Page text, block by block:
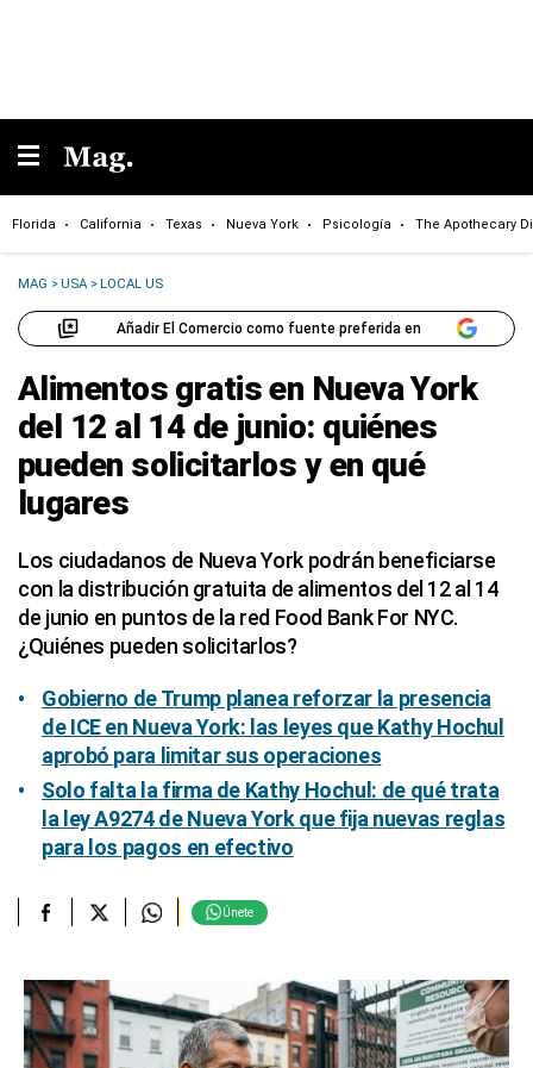
Florida California Texas Nueva York Psicología The Apothecary
MAG >USA >LOCAL US
Añadir El Comercio como fuente preferida en
Alimentos gratis en Nueva York
del 12 al 14 de junio: quiénes
pueden solicitarlos y en qué
lugares
Los ciudadanos de Nueva York podrán beneficiarse
con la distribución gratuita de alimentos del 12 al 14
de junio en puntos de la red Food Bank For NYC.
¿Quiénes pueden solicitarlos?
Gobierno de Trump planea reforzar la presencia
de ICE en Nueva York: las leyes que Kathy Hochul
aprobó para limitar sus operaciones
Solo falta la firma de Kathy Hochul: de qué trata
la ley A9274 de Nueva York que fija nuevas reglas
para los pagos en efectivo
Únete